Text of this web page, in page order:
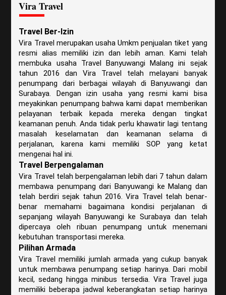
Vira Travel
Travel Ber-Izin
Vira Travel merupakan usaha Umkm penjualan tiket yang
resmi alias memiliki izin dan lebih aman. Kami telah
membuka usaha Travel Banyuwangi Malang ini sejak
tahun 2016 dan Vira Travel telah melayani banyak
penumpang dari berbagai wilayah di Banyuwangi dan
Surabaya. Dengan izin usaha yang resmi kami bisa
meyakinkan penumpang bahwa kami dapat memberikan
pelayanan terbaik kepada mereka dengan tingkat
keamanan penuh. Anda tidak perlu khawatir lagi tentang
masalah keselamatan dan keamanan selama di
perjalanan, karena kami memiliki SOP yang ketat
mengenai hal ini.
Travel Berpengalaman
Vira Travel telah berpengalaman lebih dari 7 tahun dalam
membawa penumpang dari Banyuwangi ke Malang dan
telah berdiri sejak tahun 2016. Vira Travel telah benar-
benar memahami bagaimana kondisi perjalanan di
sepanjang wilayah Banyuwangi ke Surabaya dan telah
dipercaya oleh ribuan penumpang untuk menemani
kebutuhan transportasi mereka.
Pilihan Armada
Vira Travel memiliki jumlah armada yang cukup banyak
untuk membawa penumpang setiap harinya. Dari mobil
kecil, sedang hingga minibus tersedia. Vira Travel juga
memiliki beberapa jadwal keberangkatan setiap harinya